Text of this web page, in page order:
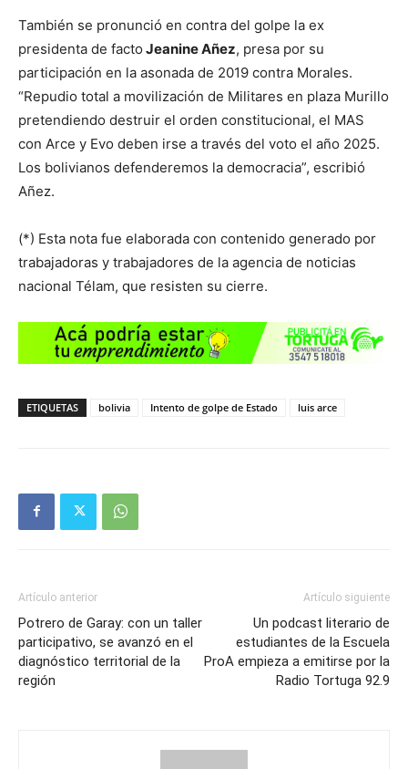
También se pronunció en contra del golpe la ex
presidenta de facto Jeanine Añez, presa por su
participación en la asonada de 2019 contra Morales.
“Repudio total a movilización de Militares en plaza Murillo
pretendiendo destruir el orden constitucional, el MAS
con Arce y Evo deben irse a través del voto el año 2025.
Los bolivianos defenderemos la democracia”, escribió
Añez.
(*) Esta nota fue elaborada con contenido generado por
trabajadoras y trabajadores de la agencia de noticias
nacional Télam, que resisten su cierre.
ETIQUETAS bolivia Intento de golpe de Estado luis arce
Artículo anterior
Potrero de Garay: con un taller
participativo, se avanzó en el
diagnóstico territorial de la
región
Artículo siguiente
Un podcast literario de
estudiantes de la Escuela
ProA empieza a emitirse por la
Radio Tortuga 92.9